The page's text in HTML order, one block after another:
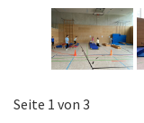
Seite 1 von 3